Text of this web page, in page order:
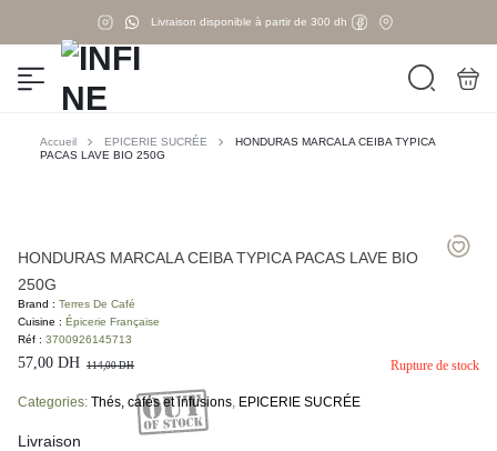
Livraison disponible à partir de 300 dh
Accueil EPICERIE SUCRÉE
HONDURAS MARCALA CEIBA TYPICA
PACAS LAVE BIO 250G
HONDURAS MARCALA CEIBA TYPICA PACAS LAVE BIO
250G
Brand : Terres De Café
Cuisine : Épicerie Française
Réf : 3700926145713
57,00 DH 114,00DH Rupture de stock
Categories: Thés, cafés et infusions, EPICERIE SUCRÉE
Livraison